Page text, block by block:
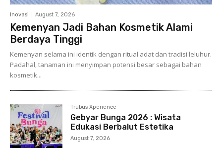
Inovasi August 7, 2026
Kemenyan Jadi Bahan Kosmetik Alami
Berdaya Tinggi
Kemenyan selama ini identik dengan ritual adat dan tradisi leluhur.
Padahal, tanaman ini menyimpan potensi besar sebagai bahan
kosmetik...
Trubus Xperience
Gebyar Bunga 2026 : Wisata
Edukasi Berbalut Estetika
August 7, 2026